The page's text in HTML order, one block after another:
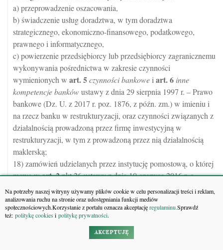
Na potrzeby naszej witryny używamy plików cookie w celu personalizacji treści i reklam,
analizowania ruchu na stronie oraz udostępniania funkcji mediów
społecznościowych.Korzystanie z portalu oznacza akceptacjęregulaminu.Sprawdź
też: politykę cookiesi politykę prywatności.
AKCEPTUJĘ
a) przeprowadzenie oszacowania,
b) świadczenie usług doradztwa, w tym doradztwa
strategicznego, ekonomiczno-finansowego, podatkowego,
prawnego i informatycznego,
c) powierzenie przedsiębiorcy lub przedsiębiorcy zagranicznemu
wykonywania pośrednictwa w zakresie czynności
wymienionych w art.5czynności bankowe i art.6 inne
kompetencje bankówustawy z dnia 29 sierpnia 1997 r. – Prawo
bankowe (Dz. U. z 2017 r. poz. 1876, z późn. zm.) w imieniu i
na rzecz banku w restrukturyzacji, oraz czynności związanych z
działalnością prowadzoną przez firmę inwestycyjną w
restrukturyzacji, w tym z prowadzoną przez nią działalnością
maklerską;
18) zamówień udzielanych przez instytucję pomostową, o której
mowa wart.2pkt 26 ustawy z dnia 10 czerwca 2016 r. o
Bankowym Funduszu Gwarancyjnym, systemie gwarantowania
depozytów oraz przymusowej restrukturyzacji, lub podmiot
zarządzający aktywami, o którym mowa wart.2 pkt 46 tej